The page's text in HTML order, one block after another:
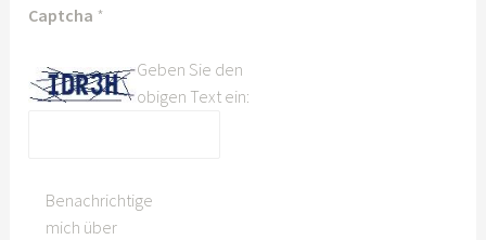
Captcha *
Geben Sie den
obigen Text ein:
Benachrichtige
mich über